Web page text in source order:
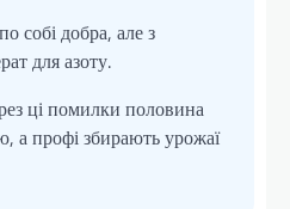
собі добра, але з
для азоту.
ці помилки половина
а профі збирають урожаї